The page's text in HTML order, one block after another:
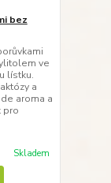
bez
ve
lístku.
a
aroma a
pro
Skladem